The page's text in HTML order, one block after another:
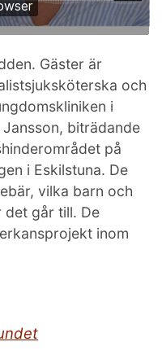
Gäster är
och
i
biträdande
på
i Eskilstuna. De
vilka barn och
det går till. De
inom